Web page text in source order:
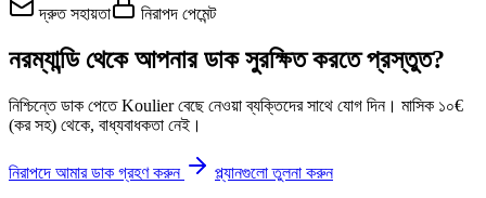
দ্রুত সহায়তা
নিরাপদ পেমেন্ট
নরম্যান্ডি থেকে আপনার ডাক সুরক্ষিত করতে প্রস্তুত?
নিশ্চিন্তে ডাক পেতে Koulier বেছে নেওয়া ব্যক্তিদের সাথে যোগ দিন। মাসিক ১০€
(কর সহ) থেকে, বাধ্যবাধকতা নেই।
নিরাপদে আমার ডাক গ্রহণ করুন প্ল্যানগুলো তুলনা করুন